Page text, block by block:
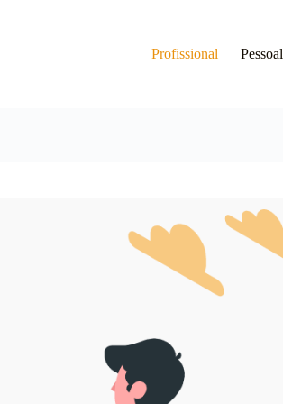
Profissional Pessoal